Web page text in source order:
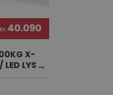
40.090
X-
LYS &